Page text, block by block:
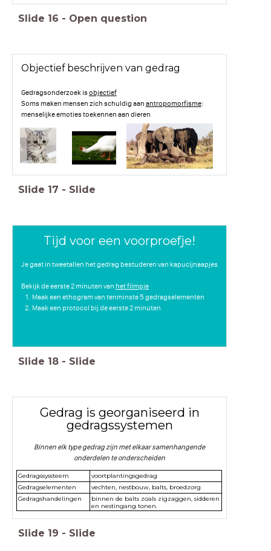
Slide 16 - Open question
Objectief beschrijven van gedrag
Gedragsonderzoek isobjectief
Soms maken mensen zich schuldig aan antropomorfisme:
menselijke emoties toekennen aan dieren
Slide 17 - Slide
Tijd voor een voorproefje!
Je gaat in tweetallen het gedrag bestuderen van kapucijnaapjes
Bekijk de eerste 2 minuten van het filmpje
Maak een ethogram van tenminste 5 gedragselementen
Maak een protocol bij de eerste 2 minuten
Slide 18 - Slide
Gedrag is georganiseerd in
gedragssystemen
Binnen elk type gedrag zijn met elkaar samenhangende
onderdelen te onderscheiden
Gedragssyssteem
voortplantingsgedrag
Gedragselementen
vechten, nestbouw, balts, broedzorg
Gedragshandelingen
binnen de balts zoals zigzaggen, sidderen
en nestingang tonen.
Slide 19 - Slide